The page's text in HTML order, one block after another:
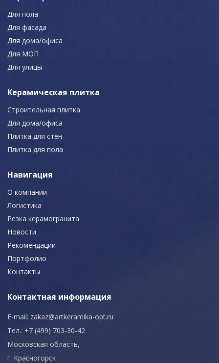
Для пола
Для фасада
Для дома/офиса
Для МОП
Для улицы
Керамическая плитка
Строительная плитка
Для дома/офиса
Плитка для стен
Плитка для пола
Навигация
О компании
Логистика
Резка керамогранита
Новости
Рекомендации
Портфолио
Контакты
Контактная информация
E-mail: zakaz@artkeramika-opt.ru
Тел.: +7 (499) 703-30-42
Московская область,
г. Красногорск